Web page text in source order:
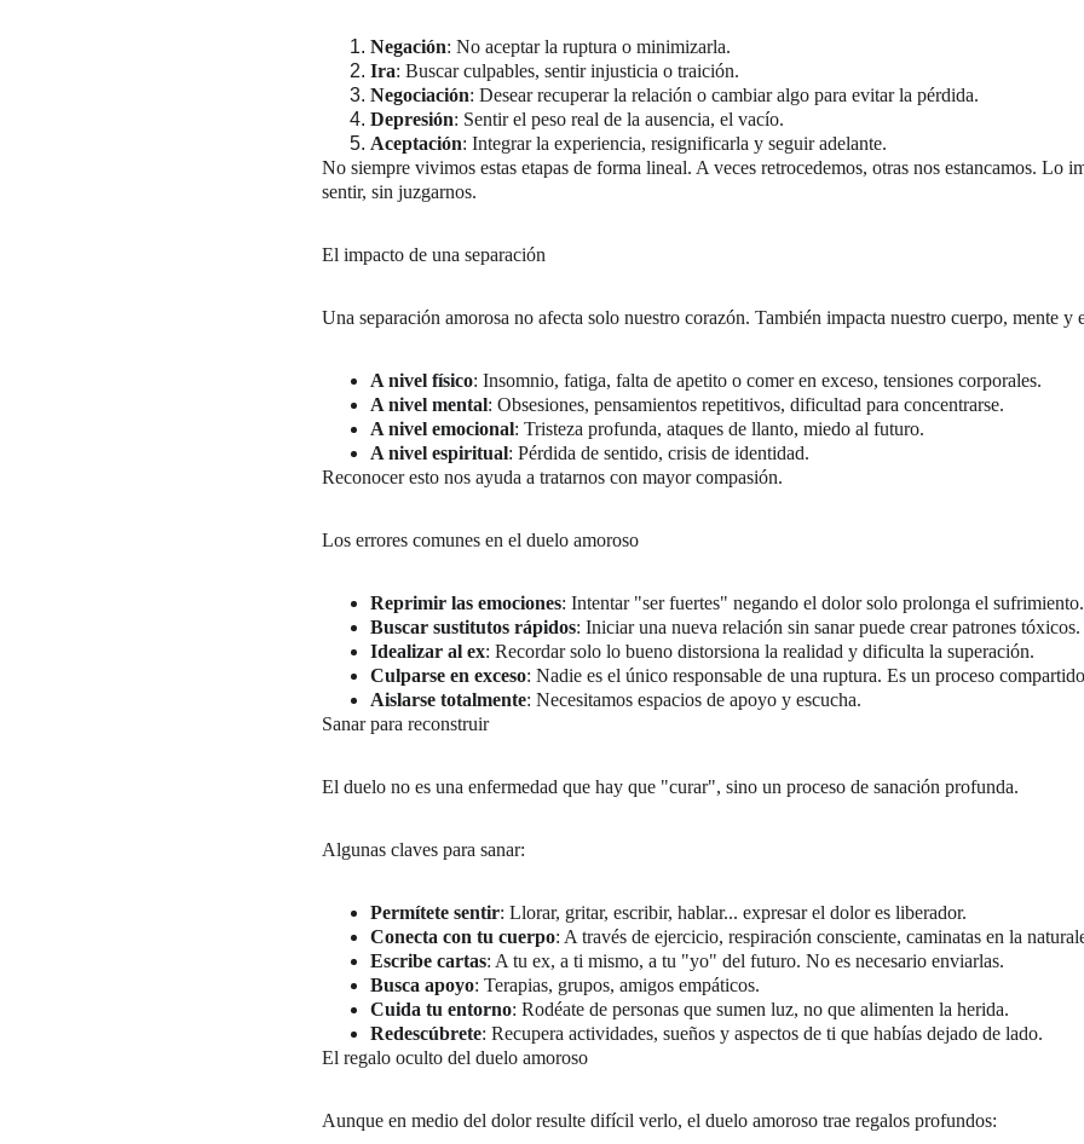
Negación: No aceptar la ruptura o minimizarla.
Ira: Buscar culpables, sentir injusticia o traición.
Negociación: Desear recuperar la relación o cambiar algo para evitar la pérdida.
Depresión: Sentir el peso real de la ausencia, el vacío.
Aceptación: Integrar la experiencia, resignificarla y seguir adelante.
No siempre vivimos estas etapas de forma lineal. A veces retrocedemos, otras nos estancamos. Lo
sentir, sin juzgarnos.
El impacto de una separación
Una separación amorosa no afecta solo nuestro corazón. También impacta nuestro cuerpo, mente y
A nivel físico: Insomnio, fatiga, falta de apetito o comer en exceso, tensiones corporales.
A nivel mental: Obsesiones, pensamientos repetitivos, dificultad para concentrarse.
A nivel emocional: Tristeza profunda, ataques de llanto, miedo al futuro.
A nivel espiritual: Pérdida de sentido, crisis de identidad.
Reconocer esto nos ayuda a tratarnos con mayor compasión.
Los errores comunes en el duelo amoroso
Reprimir las emociones: Intentar "ser fuertes" negando el dolor solo prolonga el sufrimiento.
Buscar sustitutos rápidos: Iniciar una nueva relación sin sanar puede crear patrones tóxicos.
Idealizar al ex: Recordar solo lo bueno distorsiona la realidad y dificulta la superación.
Culparse en exceso: Nadie es el único responsable de una ruptura. Es un proceso
Aislarse totalmente: Necesitamos espacios de apoyo y escucha.
Sanar para reconstruir
El duelo no es una enfermedad que hay que "curar", sino un proceso de sanación profunda.
Algunas claves para sanar:
Permítete sentir: Llorar, gritar, escribir, hablar... expresar el dolor es liberador.
Conecta con tu cuerpo: A través de ejercicio, respiración consciente, caminatas en la
Escribe cartas: A tu ex, a ti mismo, a tu "yo" del futuro. No es necesario enviarlas.
Busca apoyo: Terapias, grupos, amigos empáticos.
Cuida tu entorno: Rodéate de personas que sumen luz, no que alimenten la herida.
Redescúbrete: Recupera actividades, sueños y aspectos de ti que habías dejado de lado.
El regalo oculto del duelo amoroso
Aunque en medio del dolor resulte difícil verlo, el duelo amoroso trae regalos profundos: